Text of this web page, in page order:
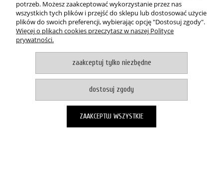
Witaj, nasz sklep internetowy wykorzystuje pliki cookies.
akceptuje i zamykam okno
Zapisanych za pomocą cookies informacji używamy w celach reklamowych i
statystycznych. W programie służącym do obsługi internetu można zmienić
ustawienia dotyczące cookies. Korzystanie z naszych serwisów
internetowych bez zmiany ustawień dotyczących cookies oznacza, że będą
one zapisane w pamięci urządzenia. Więcej informacji można znaleźć w
naszej Polityce prywatności
potrzeb. Możesz zaakceptować wykorzystanie przez nas
wszystkich tych plików i przejść do sklepu lub dostosować użycie
plików do swoich preferencji, wybierając opcję "Dostosuj zgody".
Więcej o plikach cookies przeczytasz w naszej Polityce
prywatności.
zaakceptuj tylko niezbędne
dostosuj zgody
ZAAKCEPTUJ WSZYSTKIE